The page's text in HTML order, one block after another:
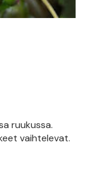
ruukussa.
vaihtelevat.